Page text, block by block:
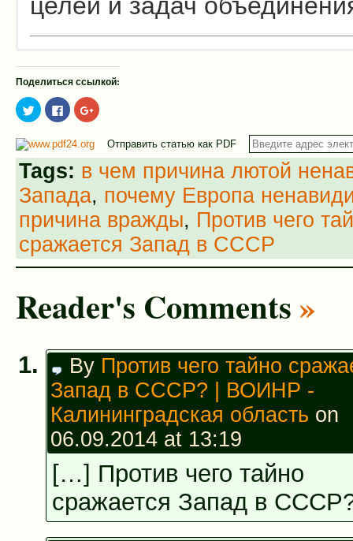
Поделиться ссылкой:
Нажмите,
чтобы
поделиться
Twitter
(Открывается
в
новом
окне)
Нажмите
здесь,
чтобы
контентом
Facebook.
(Открывается
в
новом
окне)
Нажмите,
чтобы
Google+
(Открывается
новом
окне)
Отправить статью как PDF
Tags: в чем причина лютой
Запада, почему Европа
причина вражды, Против чего
сражается Запад в СССР
Reader's Comments »
By Против чего тайно
Запад в СССР? | ВОИНР -
Калининградская область on
06.09.2014 at 13:19
[…] Против чего тайно
сражается Запад в